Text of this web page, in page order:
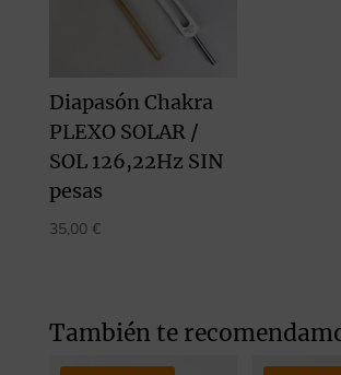
Diapasón Chakra
PLEXO SOLAR /
SOL 126,22Hz SIN
pesas
35,00 €
También te